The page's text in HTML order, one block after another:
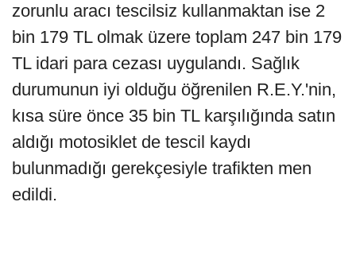
zorunlu aracı tescilsiz kullanmaktan ise 2
bin 179 TL olmak üzere toplam 247 bin 179
TL idari para cezası uygulandı. Sağlık
durumunun iyi olduğu öğrenilen R.E.Y.'nin,
kısa süre önce 35 bin TL karşılığında satın
aldığı motosiklet de tescil kaydı
bulunmadığı gerekçesiyle trafikten men
edildi.